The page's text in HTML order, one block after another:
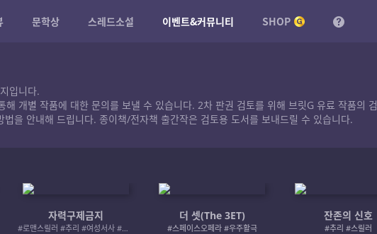
문학상 스레드소설 이벤트&커뮤니티 SHOP
입니다.
해 개별 작품에 대한 문의를 보낼 수 있습니다. 2차 판권 검토를 위해 브릿G 유료 작품의
을 안내해 드립니다. 종이책/전자책 출간작은 검토용 도서를 보내드릴 수 있습니다.
자력구제금지
#로맨스릴러 #추리 #여성서사 #사적제재
더 셋(The 3ET)
#스페이스오페라 #우주활극
잔존의 신호
#추리 #스릴러